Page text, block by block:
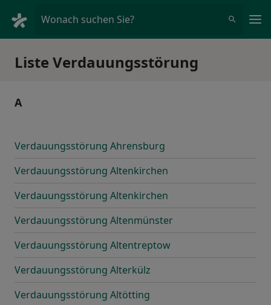
Wonach suchen Sie?
Liste Verdauungsstörung
A
Verdauungsstörung Ahrensburg
Verdauungsstörung Altenkirchen
Verdauungsstörung Altenkirchen
Verdauungsstörung Altenmünster
Verdauungsstörung Altentreptow
Verdauungsstörung Alterkülz
Verdauungsstörung Altötting